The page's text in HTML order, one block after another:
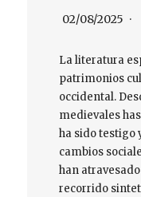
02/08/2025
La literatura
patrimonios
occidental.
medievales
ha sido testigo
cambios
han
recorrido